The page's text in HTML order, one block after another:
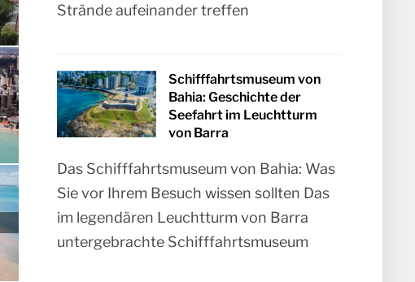
Strände aufeinander treffen
Schifffahrtsmuseum von
Bahia: Geschichte der
Seefahrt im Leuchtturm
von Barra
Das Schifffahrtsmuseum von Bahia: Was
Sie vor Ihrem Besuch wissen sollten Das
im legendären Leuchtturm von Barra
untergebrachte Schifffahrtsmuseum